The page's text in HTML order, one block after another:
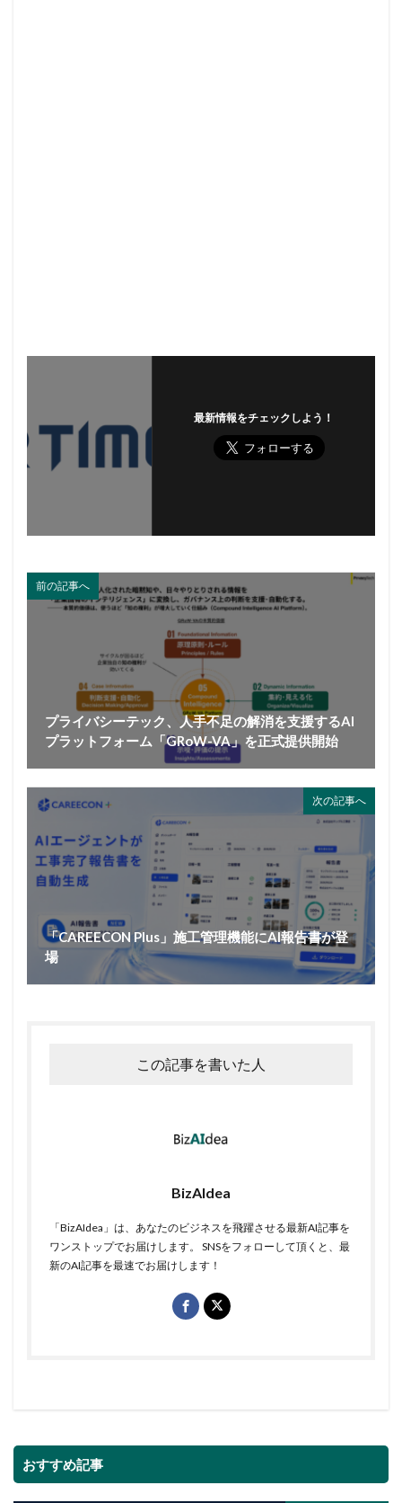
最新情報をチェックしよう！
前の記事へ
プライバシーテック、人手不足の解消を支援するAI
プラットフォーム「GRoW-VA」を正式提供開始
次の記事へ
「CAREECON Plus」施工管理機能にAI報告書が登
場
この記事を書いた人
BizAIdea
「BizAIdea」は、あなたのビジネスを飛躍させる最新AI記事を
ワンストップでお届けします。 SNSをフォローして頂くと、最
新のAI記事を最速でお届けします！
おすすめ記事